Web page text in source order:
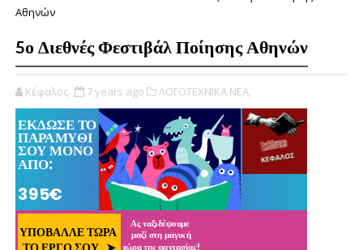
Αθηνών
5ο Διεθνές Φεστιβάλ Ποίησης Αθηνών
Κέφαλος 7 years ago ΛΟΓΟΤΕΧΝΙΚΑ ΝΕΑ,